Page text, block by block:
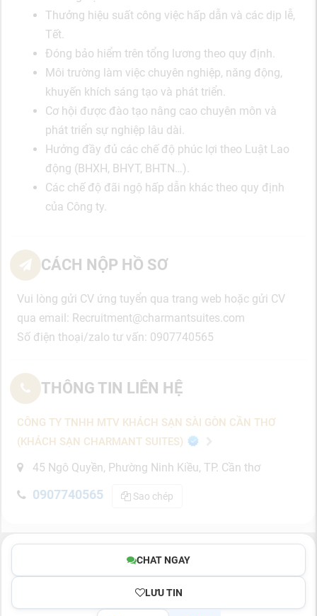
Thưởng hiệu suất công việc hấp dẫn và các dịp lễ,
Tết.
Đóng bảo hiểm trên tổng lương theo quy định.
Môi trường làm việc chuyên nghiệp, năng động,
khuyến khích sáng tạo và phát triển.
Cơ hội được đào tạo nâng cao chuyên môn và
phát triển sự nghiệp lâu dài.
Hưởng đầy đủ các chế độ phúc lợi theo Luật Lao
động (BHXH, BHYT, BHTN…).
Các chế độ đãi ngộ hấp dẫn khác theo quy định
của Công ty.
CÁCH NỘP HỒ SƠ
Vui lòng gửi CV ứng tuyển qua trang web hoặc gửi CV
qua email: Recruitment@charmantsuites.com
Số điện thoại/zalo tư vấn: 0907740565
THÔNG TIN LIÊN HỆ
CÔNG TY TNHH MTV KHÁCH SẠN SÀI GÒN CẦN THƠ
(KHÁCH SẠN CHARMANT SUITES)
45 Ngô Quyền, Phường Ninh Kiều, TP. Cần thơ
0907740565 Sao chép
CHAT NGAY
LƯU TIN